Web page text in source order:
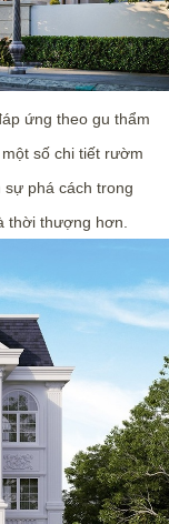
ứng theo gu thẩm
số chi tiết rườm
phá cách trong
thời thượng hơn.